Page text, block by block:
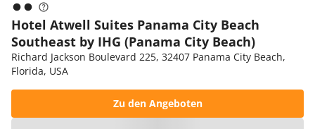
Hotel Atwell Suites Panama City Beach
Southeast by IHG (Panama City Beach)
Richard Jackson Boulevard 225, 32407 Panama City Beach,
Florida, USA
Zu den Angeboten